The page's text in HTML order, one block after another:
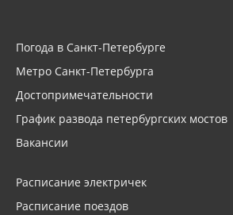
Погода в Санкт-Петербурге
Метро Санкт-Петербурга
Достопримечательности
График развода петербургских мостов
Вакансии
Расписание электричек
Расписание поездов